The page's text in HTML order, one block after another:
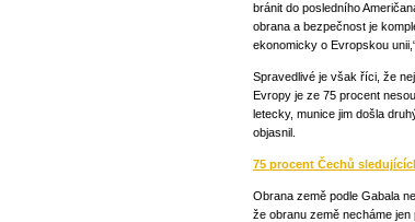
bránit do posledního
obrana a bezpečnost je
ekonomicky o Evropskou
Spravedlivé je však říci, že
Evropy je ze 75 procent
letecky, munice jim došla
objasnil.
75 procent Čechů
Obrana země podle Gabala
že obranu země necháme jen